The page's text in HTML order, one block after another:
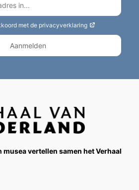
met de privacyverklaring
vertellen samen het Verhaal